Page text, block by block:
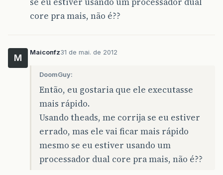
core pra mais, não é??
M
Maiconfz31 de mai. de 2012
DoomGuy:
Então, eu gostaria que ele executasse
mais rápido.
Usando theads, me corrija se eu estiver
errado, mas ele vai ficar mais rápido
mesmo se eu estiver usando um
processador dual core pra mais, não é??